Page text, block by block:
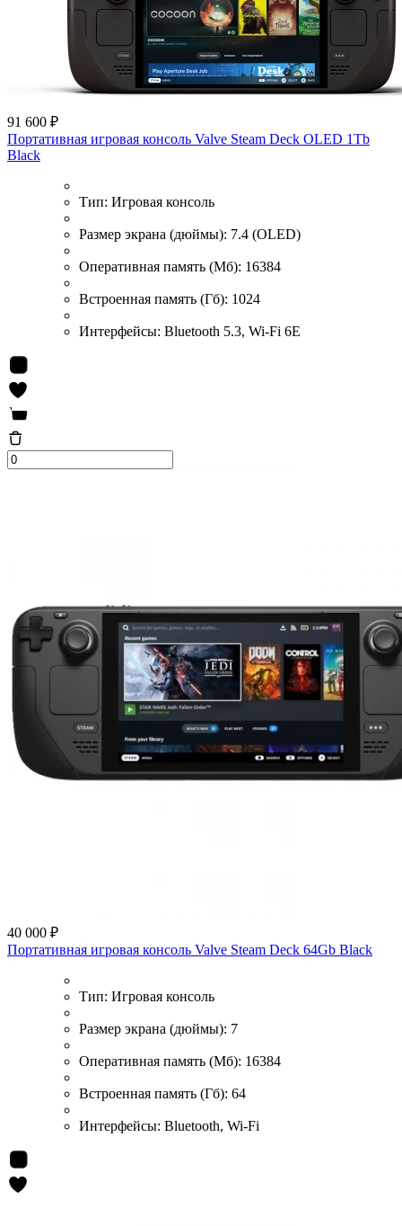
91 600 ₽
Портативная игровая консоль Valve Steam Deck OLED 1Tb
Black
Тип: Игровая консоль
Размер экрана (дюймы): 7.4 (OLED)
Оперативная память (Мб): 16384
Встроенная память (Гб): 1024
Интерфейсы: Bluetooth 5.3, Wi-Fi 6E
40 000 ₽
Портативная игровая консоль Valve Steam Deck 64Gb Black
Тип: Игровая консоль
Размер экрана (дюймы): 7
Оперативная память (Мб): 16384
Встроенная память (Гб): 64
Интерфейсы: Bluetooth, Wi-Fi